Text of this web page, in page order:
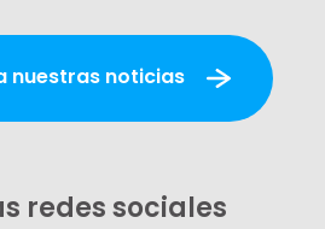
nuestras noticias
redes sociales